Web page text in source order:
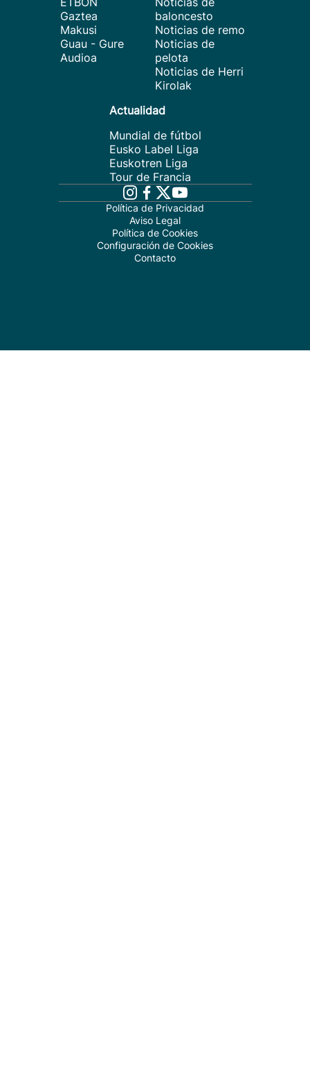
Gaztea
Makusi
Guau - Gure
Audioa
baloncesto
Noticias de remo
Noticias de
pelota
Noticias de Herri
Kirolak
Actualidad
Mundial de fútbol
Eusko Label Liga
Euskotren Liga
Tour de Francia
Política de Privacidad
Aviso Legal
Política de Cookies
Configuración de Cookies
Contacto